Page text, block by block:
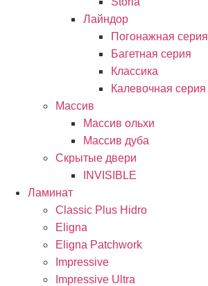
Лайндор
Погонажная серия
Багетная серия
Классика
Калевочная серия
Массив
Массив ольхи
Массив дуба
Скрытые двери
INVISIBLE
Ламинат
Classic Plus Hidro
Eligna
Eligna Patchwork
Impressive
Impressive Ultra